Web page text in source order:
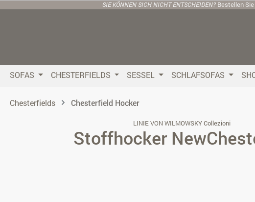
Hauptinhalt springen
Zur Suche springen
Zur Hauptnavigation springen
SIE KÖNNEN SICH NICHT ENTSCHEIDEN? Bestellen
SOFAS CHESTERFIELDS SESSEL SCHLAFSOFAS
Chesterfields Chesterfield Hocker
LINIE VON WILMOWSKY Collezioni
Stoffhocker